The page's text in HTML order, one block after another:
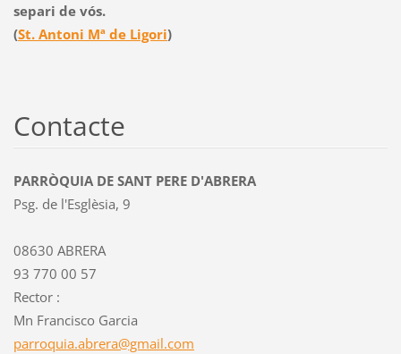
separi de vós.
(St. Antoni Mª de Ligori)
Contacte
PARRÒQUIA DE SANT PERE D'ABRERA
Psg. de l'Esglèsia, 9
08630 ABRERA
93 770 00 57
Rector :
Mn Francisco Garcia
parroquia.abrera@gmail.com